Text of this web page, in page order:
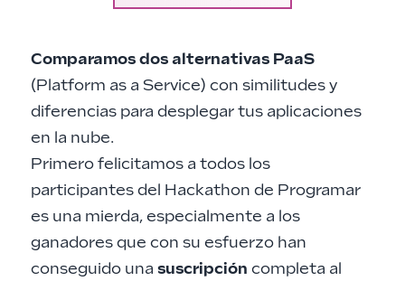
Comparamos dos alternativas PaaS
(Platform as a Service) con similitudes y
diferencias para desplegar tus aplicaciones
en la nube.
Primero felicitamos a todos los
participantes del Hackathon de Programar
es una mierda, especialmente a los
ganadores que con su esfuerzo han
conseguido una suscripción completa al